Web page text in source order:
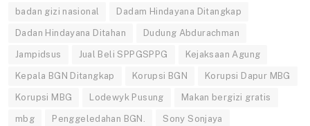
badan gizi nasional Dadam Hindayana Ditangkap
Dadan Hindayana Ditahan Dudung Abdurachman
Jampidsus Jual Beli SPPGSPPG Kejaksaan Agung
Kepala BGN Ditangkap Korupsi BGN Korupsi Dapur MBG
Korupsi MBG Lodewyk Pusung Makan bergizi gratis
mbg Penggeledahan BGN. Sony Sonjaya